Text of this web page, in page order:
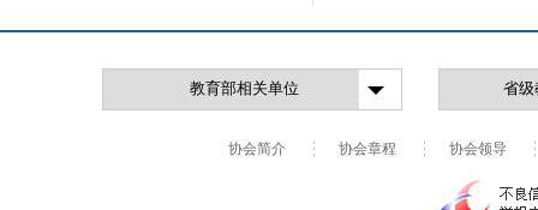
协会简介 协会章程 协会领导